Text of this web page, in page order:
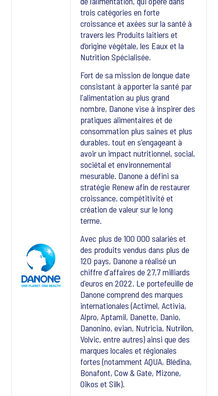
trois catégories en forte
croissance et axées sur la santé à
travers les Produits laitiers et
d’origine végétale, les Eaux et la
Nutrition Spécialisée.
Fort de sa mission de longue date
consistant à apporter la santé par
l'alimentation au plus grand
nombre, Danone vise à inspirer des
pratiques alimentaires et de
consommation plus saines et plus
durables, tout en s'engageant à
avoir un impact nutritionnel, social,
sociétal et environnemental
mesurable. Danone a défini sa
stratégie Renew afin de restaurer
croissance, compétitivité et
création de valeur sur le long
terme.
Avec plus de 100 000 salariés et
des produits vendus dans plus de
120 pays, Danone a réalisé un
chiffre d'affaires de 27.7 milliards
d'euros en 2022. Le portefeuille de
Danone comprend des marques
internationales (Actimel, Activia,
Alpro, Aptamil, Danette, Danio,
Danonino, evian, Nutricia, Nutrilon,
Volvic, entre autres) ainsi que des
marques locales et régionales
fortes (notamment AQUA, Blédina,
Bonafont, Cow & Gate, Mizone,
Oikos et Silk).